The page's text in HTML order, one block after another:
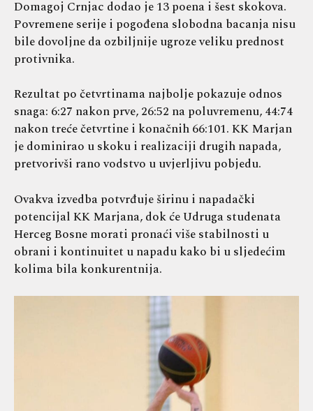
Domagoj Crnjac dodao je 13 poena i šest skokova.
Povremene serije i pogođena slobodna bacanja nisu
bile dovoljne da ozbiljnije ugroze veliku prednost
protivnika.
Rezultat po četvrtinama najbolje pokazuje odnos
snaga: 6:27 nakon prve, 26:52 na poluvremenu, 44:74
nakon treće četvrtine i konačnih 66:101. KK Marjan
je dominirao u skoku i realizaciji drugih napada,
pretvorivši rano vodstvo u uvjerljivu pobjedu.
Ovakva izvedba potvrđuje širinu i napadački
potencijal KK Marjana, dok će Udruga studenata
Herceg Bosne morati pronaći više stabilnosti u
obrani i kontinuitet u napadu kako bi u sljedećim
kolima bila konkurentnija.